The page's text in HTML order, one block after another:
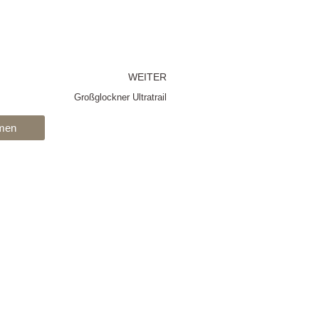
WEITER
Großglockner Ultratrail
Nächster